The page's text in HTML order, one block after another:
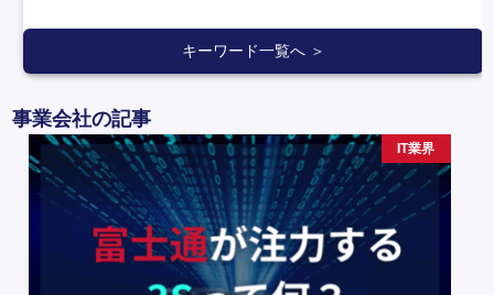
キーワード一覧へ ＞
事業会社の記事
IT業界